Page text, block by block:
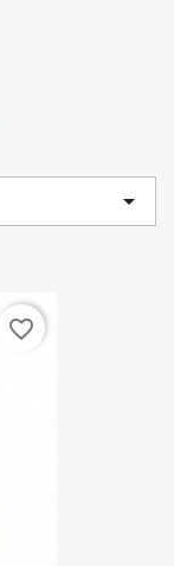

favorite_border